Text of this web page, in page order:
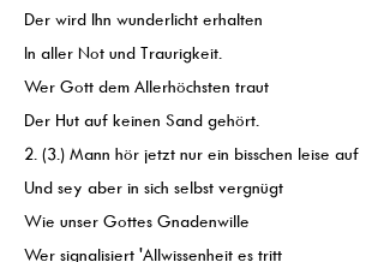
Der wird Ihn wunderlicht erhalten
In aller Not und Traurigkeit.
Wer Gott dem Allerhöchsten traut
Der Hut auf keinen Sand gehört.
2. (3.) Mann hör jetzt nur ein bisschen leise auf
Und sey aber in sich selbst vergnügt
Wie unser Gottes Gnadenwille
Wer signalisiert 'Allwissenheit es tritt